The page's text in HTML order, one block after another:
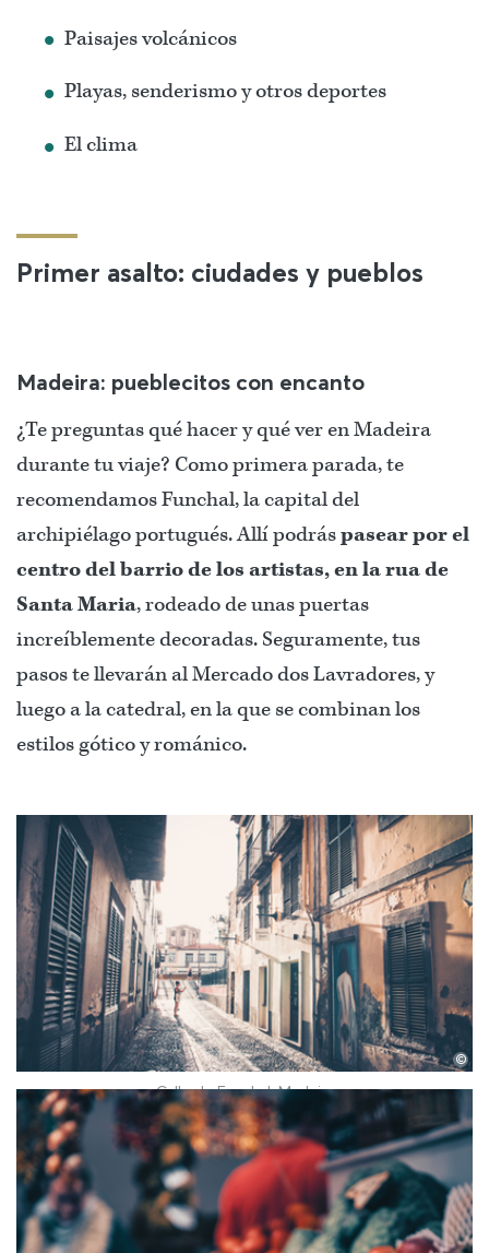
Paisajes volcánicos
Playas, senderismo y otros deportes
El clima
Primer asalto: ciudades y pueblos
Madeira: pueblecitos con encanto
¿Te preguntas qué hacer y qué ver en Madeira
durante tu viaje? Como primera parada, te
recomendamos Funchal, la capital del
archipiélago portugués. Allí podráspasear por el
centro del barrio de los artistas, en la rua de
Santa Maria, rodeado de unas puertas
increíblemente decoradas. Seguramente, tus
pasos te llevarán al Mercado dos Lavradores, y
luego a la catedral, en la que se combinan los
estilos gótico y románico.
©
Calle de Funchal, Madeira